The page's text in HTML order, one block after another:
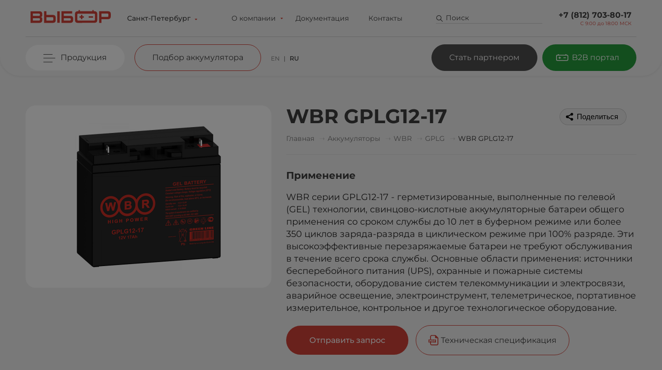
Санкт-Петербург О компании Документация Контакты +7 (812) 703-80-17
С 9:00 до 18:00 МСК
Продукция Подбор аккумулятора EN RU Стать партнером B2B портал
WBR GPLG12-17 Поделиться
Главная Аккумуляторы WBR GPLG WBR GPLG12-17
Применение
WBR серии GPLG12-17 - герметизированные, выполненные по гелевой
(GEL) технологии, свинцово-кислотные аккумуляторные батареи общего
применения со сроком службы до 10 лет в буферном режиме или более
350 циклов заряда-разряда в циклическом режиме при 100% разряде. Эти
высокоэффективные перезаряжаемые батареи не требуют обслуживания
в течение всего срока службы. Основные области применения: источники
бесперебойного питания (UPS), охранные и пожарные системы
безопасности, оборудование систем телекоммуникации и электросвязи,
аварийное освещение, электроинструмент, телеметрическое, портативное
измерительное, контрольное и другое технологическое оборудование.
Отправить запрос Техническая спецификация